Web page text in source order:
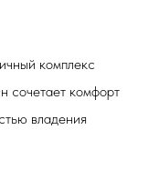
комплекс
сочетает комфорт
владения